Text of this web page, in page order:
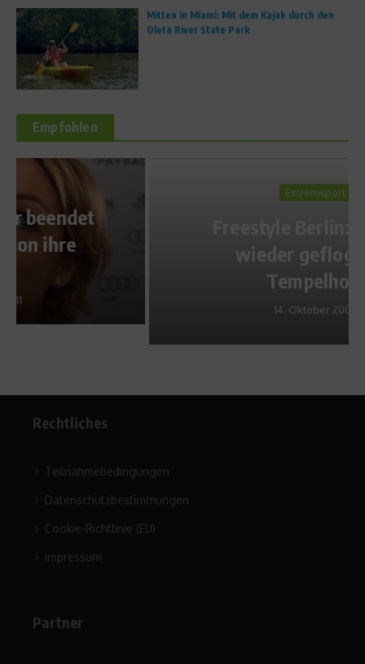
Mitten in Miami: Mit dem Kajak durch den
Oleta River State Park
Empfohlen
Freestyle Berlin: Es wird
wieder geflogen in
Rechtliches
Teilnahmebedingungen
Datenschutzbestimmungen
Cookie-Richtlinie (EU)
Impressum
Partner